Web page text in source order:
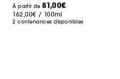
À partir de81,00€
162,00€ / 100ml
2 contenances disponibles